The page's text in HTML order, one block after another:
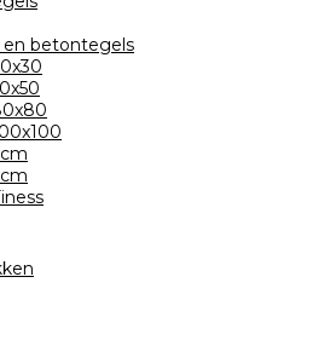
en betontegels